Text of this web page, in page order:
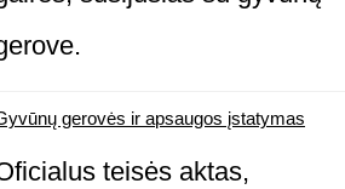
gerovės ir apsaugos įstatymas
teisės aktas,